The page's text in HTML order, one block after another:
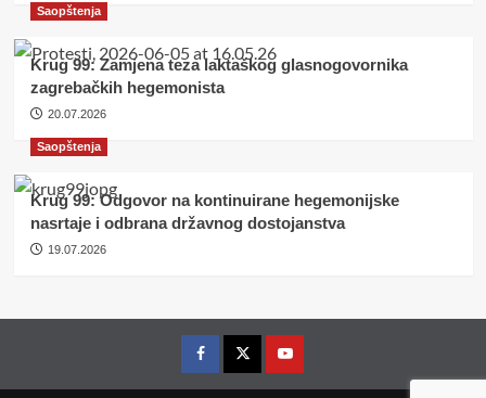
Saopštenja
Krug 99: Zamjena teza laktaškog glasnogovornika
zagrebačkih hegemonista
20.07.2026
Saopštenja
Krug 99: Odgovor na kontinuirane hegemonijske
nasrtaje i odbrana državnog dostojanstva
19.07.2026
FacebookTwitterYouTube